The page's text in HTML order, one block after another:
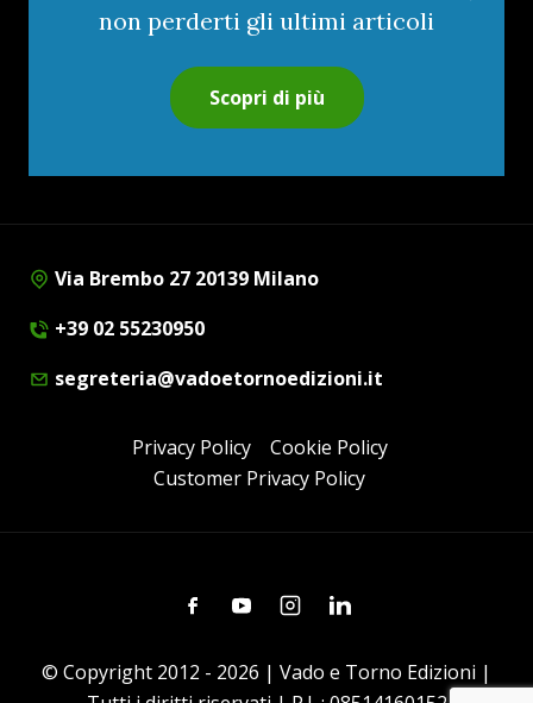
non perderti gli ultimi articoli
Scopri di più
Via Brembo 27 20139 Milano
+39 02 55230950
segreteria@vadoetornoedizioni.it
Privacy Policy
Cookie Policy
Customer Privacy Policy
FacebookYoutubeInstagramLinkedin
© Copyright 2012 - 2026 | Vado e Torno Edizioni |